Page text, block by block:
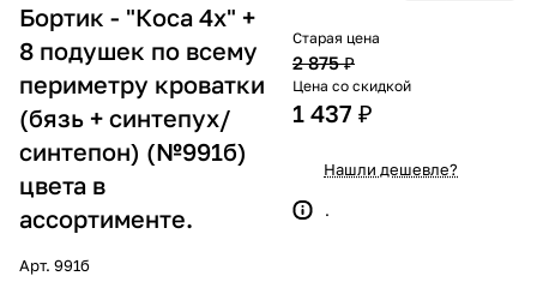
Бортик - "Коса 4х" +
8 подушек по всему
периметру кроватки
(бязь + синтепух/
синтепон) (№991б)
цвета в
ассортименте.
Арт. 991б
Старая цена
2 875 ₽
Цена со скидкой
1 437 ₽
Нашли дешевле?
.